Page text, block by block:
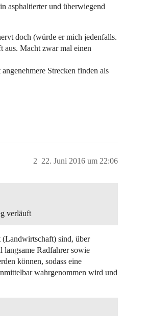
asphaltierter und überwiegend
doch (würde er mich jedenfalls.
aus. Macht zwar mal einen
Strecken finden als
22. Juni 2016 um 22:06
2
verläuft
(Landwirtschaft) sind, über
Radfahrer sowie
können, sodass eine
wahrgenommen wird und